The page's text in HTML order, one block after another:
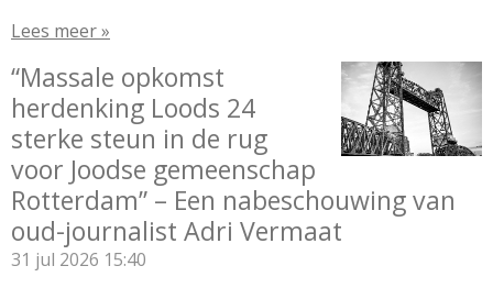
Lees meer »
“Massale opkomst
herdenking Loods 24
sterke steun in de rug
voor Joodse gemeenschap
Rotterdam” – Een nabeschouwing van
oud-journalist Adri Vermaat
31 jul 2026 15:40